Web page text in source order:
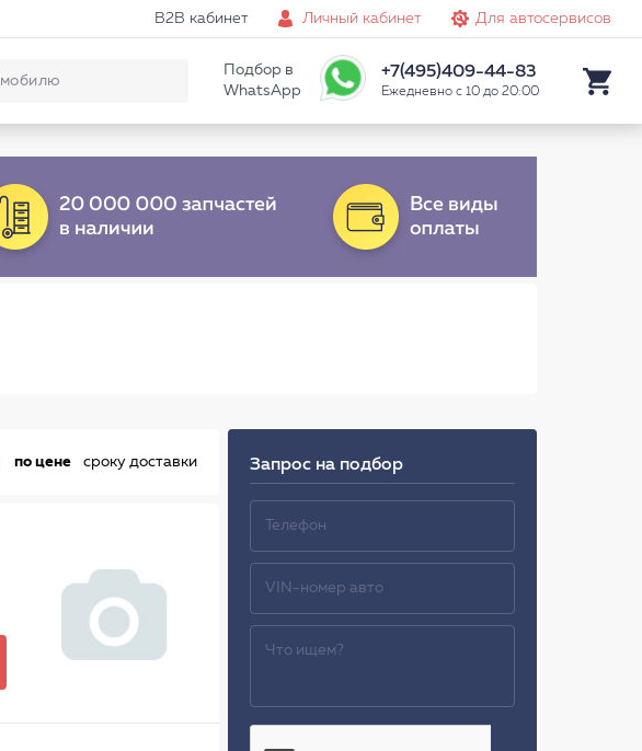
B2B кабинет Личный кабинет Для автосервисов
Подбор в
WhatsApp
+7(495)409-44-83
Ежедневно с 10 до 20:00
по цене сроку доставки Запрос на подбор